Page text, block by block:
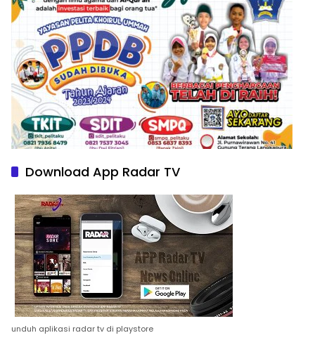
Download App Radar TV
unduh aplikasi radar tv di playstore